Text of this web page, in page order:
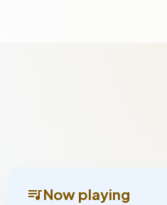
queue_musicNow playing